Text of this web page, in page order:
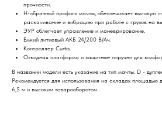
прочности.
Н-образный профиль мачты, обеспечивает высокую
раскачивание и вибрацию при работе с грузов на
ЭУР облегчает управление и маневрирование.
Емкий литиевый АКБ 24/200 В/Ач.
Контроллер Curtis.
Откидная платформа и защитные поручни для
В названии модели есть указание на тип мачты. D -
Рекомендуется для использования на складах
6,5 м и высоким товарооборотом.